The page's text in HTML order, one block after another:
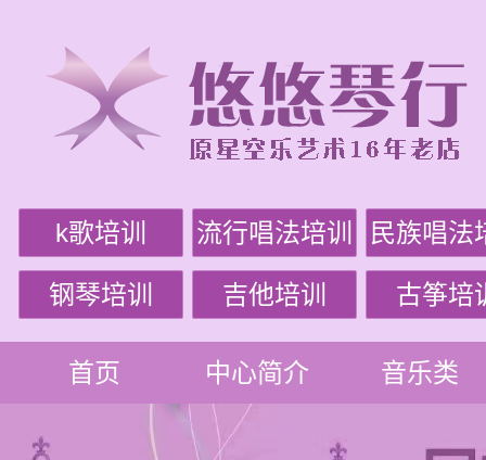
k歌培训 流行唱法培训 民族唱法
钢琴培训 吉他培训 古筝培
首页 中心简介 音乐类